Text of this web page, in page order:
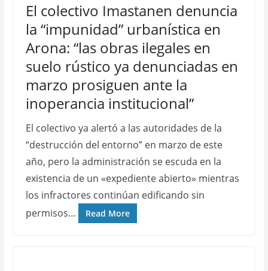
El colectivo Imastanen denuncia
la “impunidad” urbanística en
Arona: “las obras ilegales en
suelo rústico ya denunciadas en
marzo prosiguen ante la
inoperancia institucional”
El colectivo ya alertó a las autoridades de la
“destrucción del entorno” en marzo de este
año, pero la administración se escuda en la
existencia de un «expediente abierto» mientras
los infractores continúan edificando sin
permisos…
Read More